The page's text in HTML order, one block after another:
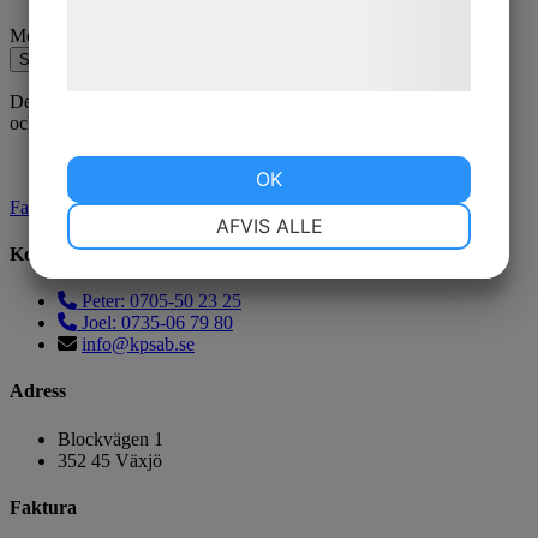
Meddelande
Skicka
Den här webbplatsen är skyddad av reCAPTCHA
och Google
Facebook
Kontakta oss
Peter: 0705-50 23 25
Joel: 0735-06 79 80
info@kpsab.se
Adress
Blockvägen 1
352 45 Växjö
Faktura
MARKETING
AFVIS ALLE
OK